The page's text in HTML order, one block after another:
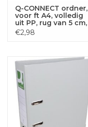
Q-CONNECT ordner,
voor ft A4, volledig
uit PP, rug van 5 cm,
rood
€2,98